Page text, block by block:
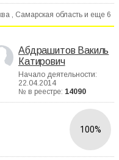
, Самарская область и еще 6
Абдрашитов Вакиль
Катирович
Начало деятельности:
22.04.2014
№ в реестре: 14090
100%